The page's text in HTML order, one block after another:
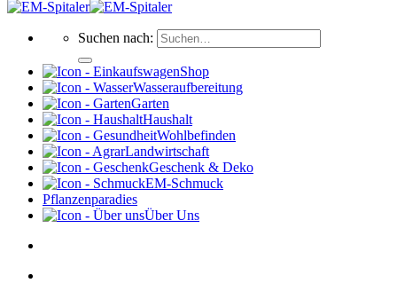
Suchen nach:
Shop
Wasseraufbereitung
Garten
Haushalt
Wohlbefinden
Landwirtschaft
Geschenk & Deko
EM-Schmuck
Pflanzenparadies
Über Uns